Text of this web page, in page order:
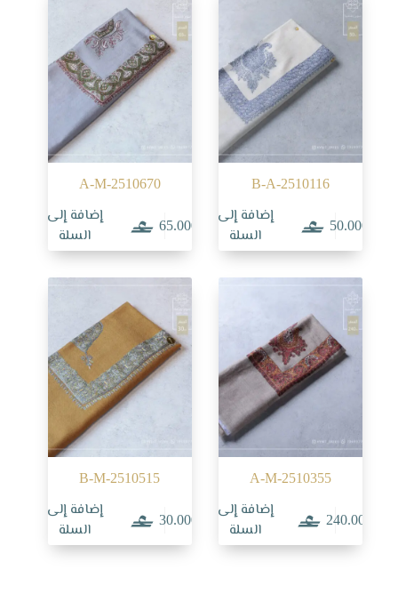
B-A-2510116
50.000
إضافة إلى
السلة
A-M-2510670
65.000
إضافة إلى
السلة
A-M-2510355
240.000
إضافة إلى
السلة
B-M-2510515
30.000
إضافة إلى
السلة